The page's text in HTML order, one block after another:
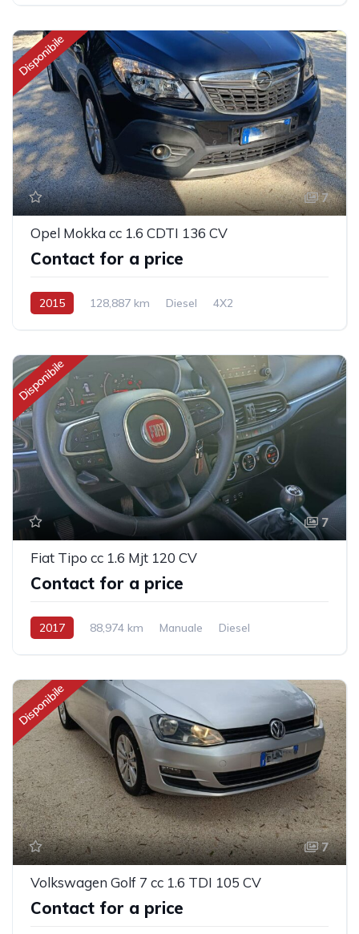
Disponibile
7
Opel Mokka cc 1.6 CDTI 136 CV
Contact for a price
2015 128,887 km Diesel 4X2
Disponibile
7
Fiat Tipo cc 1.6 Mjt 120 CV
Contact for a price
2017 88,974 km Manuale
Diesel
Disponibile
7
Volkswagen Golf 7 cc 1.6 TDI 105 CV
Contact for a price